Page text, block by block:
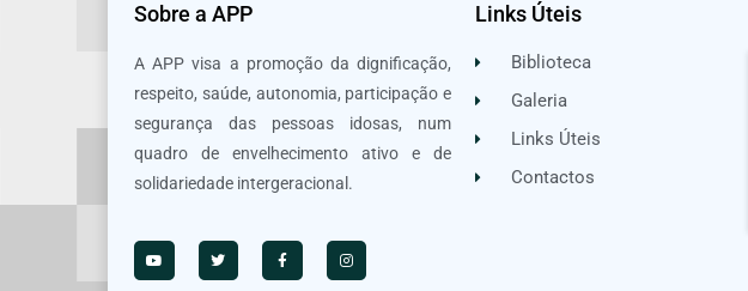
Sobre a APP
A APP visa a promoção da dignificação,
respeito, saúde, autonomia, participação e
segurança das pessoas idosas, num
quadro de envelhecimento ativo e de
solidariedade intergeracional.
Links Úteis
Biblioteca
Galeria
Links Úteis
Contactos